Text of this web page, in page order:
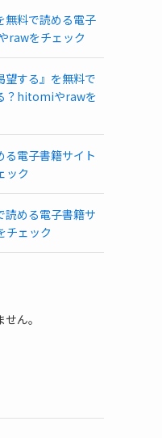
無料で読める電子
rawをチェック
望する』を無料で
？hitomiやrawを
る電子書籍サイト
ック
読める電子書籍サ
ェック
ん。